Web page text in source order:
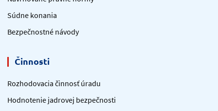
Súdne konania
Bezpečnostné návody
Činnosti
Rozhodovacia činnosť úradu
Hodnotenie jadrovej bezpečnosti